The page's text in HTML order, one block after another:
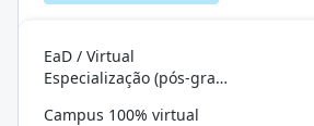
EaD / Virtual
Especialização (pós-graduação)
Campus 100% virtual